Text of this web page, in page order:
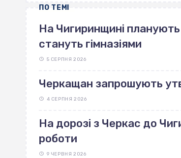
ПО ТЕМІ
На Чигиринщині планують
стануть гімназіями
5 СЕРПНЯ 2026
Черкащан запрошують
4 СЕРПНЯ 2026
На дорозі з Черкас до
роботи
9 ЧЕРВНЯ 2026